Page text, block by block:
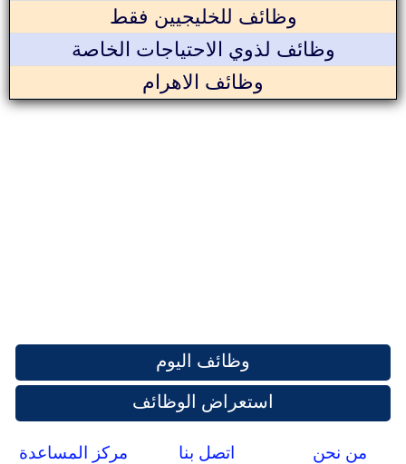
وظائف للخليجيين فقط
وظائف لذوي الاحتياجات الخاصة
وظائف الاهرام
وظائف اليوم
استعراض الوظائف
من نحن اتصل بنا مركز المساعدة